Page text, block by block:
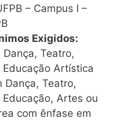
– Campus I –
Exigidos:
Teatro,
Artística
Dança, Teatro,
Artes ou
com ênfase em